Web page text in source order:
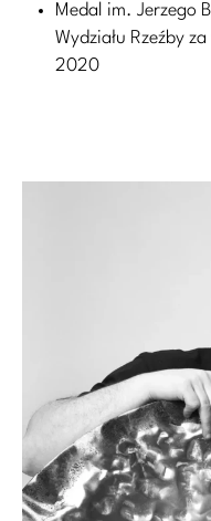
Medal im. Jerzego
Wydziału Rzeźby
2020